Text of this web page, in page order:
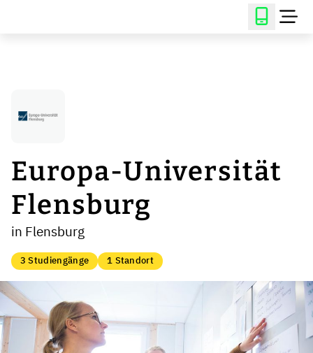
Europa-Universität
Flensburg
in Flensburg
3 Studiengänge 1 Standort